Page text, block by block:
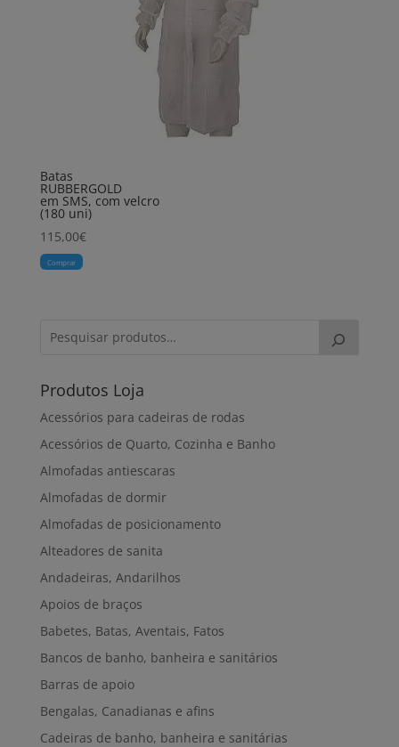
Batas
RUBBERGOLD
em SMS, com velcro
(180 uni)
115,00€
Comprar
Produtos Loja
Acessórios para cadeiras de rodas
Acessórios de Quarto, Cozinha e Banho
Almofadas antiescaras
Almofadas de dormir
Almofadas de posicionamento
Alteadores de sanita
Andadeiras, Andarilhos
Apoios de braços
Babetes, Batas, Aventais, Fatos
Bancos de banho, banheira e sanitários
Barras de apoio
Bengalas, Canadianas e afins
Cadeiras de banho, banheira e sanitárias